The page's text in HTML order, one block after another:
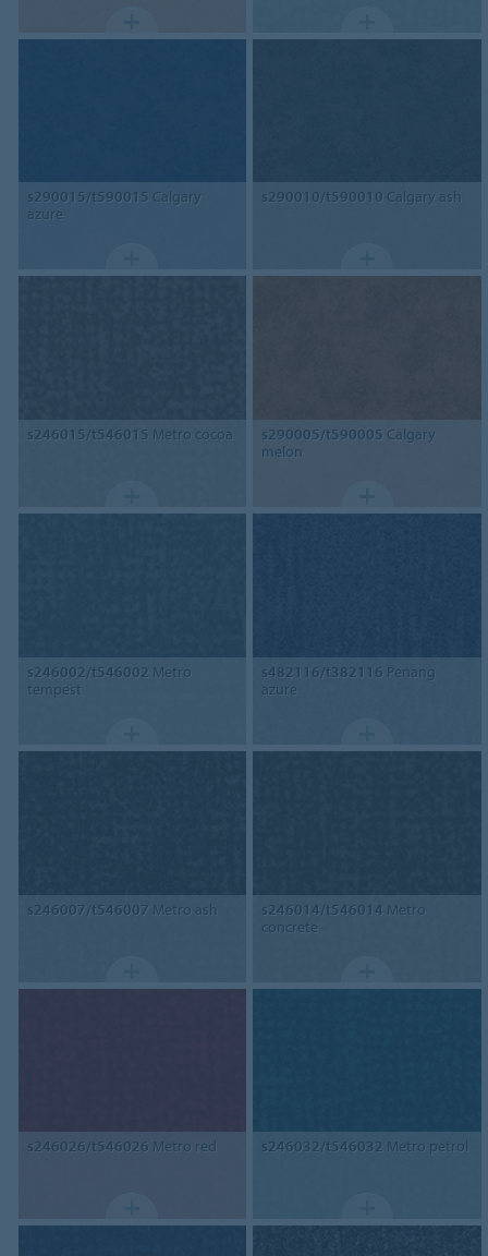
s290015/t590015 Calgary
azure
s290010/t590010 Calgary ash
s246015/t546015 Metro cocoa s290005/t590005 Calgary
melon
s246002/t546002 Metro
tempest
s482116/t382116 Penang
azure
s246007/t546007 Metro ash s246014/t546014 Metro
concrete
s246026/t546026 Metro red s246032/t546032 Metro petrol